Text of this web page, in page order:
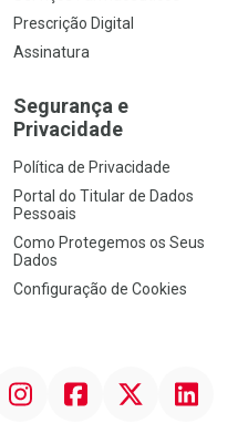
Prescrição Digital
Assinatura
Segurança e
Privacidade
Política de Privacidade
Portal do Titular de Dados
Pessoais
Como Protegemos os Seus
Dados
Configuração de Cookies
InstagramFacebookTwitter Linkedin